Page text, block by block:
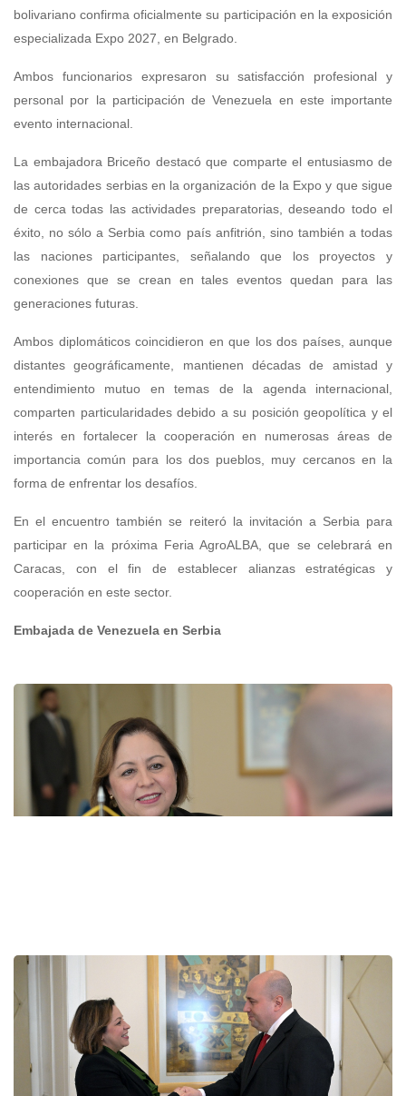
bolivariano confirma oficialmente su participación en la exposición
especializada Expo 2027, en Belgrado.
Ambos funcionarios expresaron su satisfacción profesional y
personal por la participación de Venezuela en este importante
evento internacional.
La embajadora Briceño destacó que comparte el entusiasmo de
las autoridades serbias en la organización de la Expo y que sigue
de cerca todas las actividades preparatorias, deseando todo el
éxito, no sólo a Serbia como país anfitrión, sino también a todas
las naciones participantes, señalando que los proyectos y
conexiones que se crean en tales eventos quedan para las
generaciones futuras.
Ambos diplomáticos coincidieron en que los dos países, aunque
distantes geográficamente, mantienen décadas de amistad y
entendimiento mutuo en temas de la agenda internacional,
comparten particularidades debido a su posición geopolítica y el
interés en fortalecer la cooperación en numerosas áreas de
importancia común para los dos pueblos, muy cercanos en la
forma de enfrentar los desafíos.
En el encuentro también se reiteró la invitación a Serbia para
participar en la próxima Feria AgroALBA, que se celebrará en
Caracas, con el fin de establecer alianzas estratégicas y
cooperación en este sector.
Embajada de Venezuela en Serbia